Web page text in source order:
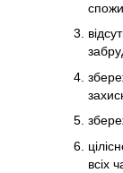
всіх